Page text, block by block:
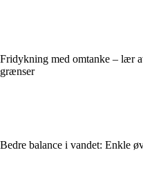
Fridykning med omtanke – lær
grænser
Bedre balance i vandet: Enkle